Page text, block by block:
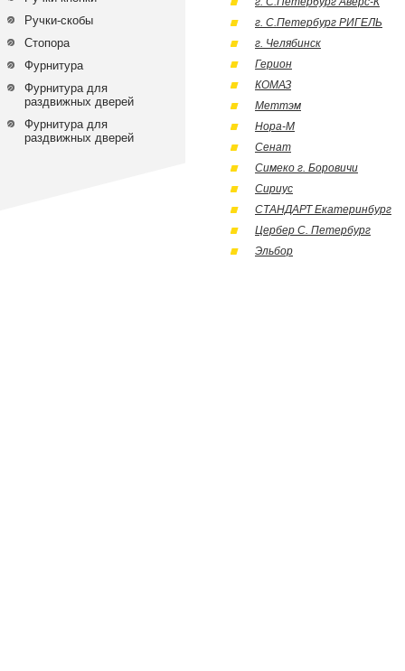
Ручки-скобы
Стопора
Фурнитура
Фурнитура для
раздвижных дверей
Фурнитура для
раздвижных дверей
г. С.Петербург РИГЕЛЬ
г. Челябинск
Герион
КОМАЗ
Меттэм
Нора-М
Сенат
Симеко г. Боровичи
Сириус
СТАНДАРТ Екатеринбург
Цербер С. Петербург
Эльбор